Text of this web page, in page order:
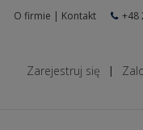
O firmie | Kontakt +48
Zarejestruj się |